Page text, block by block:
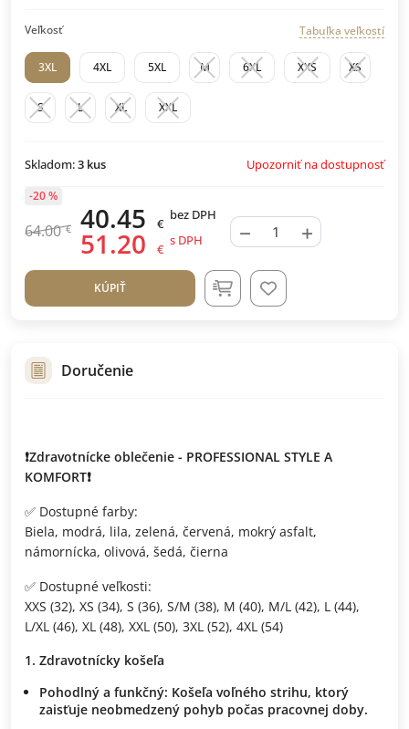
Veľkosť Tabuľka veľkostí
3XL 4XL 5XL M 6XL XXS XS
S L XL XXL
Skladom:3 kus Upozorniť na dostupnosť
64.00 € 40.45 €
bez DPH
51.20 €
s DPH
-20 %
− +
KÚPIŤ
Doručenie
❗Zdravotnícke oblečenie - PROFESSIONAL STYLE A
KOMFORT❗
✅ Dostupné farby:
Biela, modrá, lila, zelená, červená, mokrý asfalt,
námornícka, olivová, šedá, čierna
✅ Dostupné veľkosti:
XXS (32), XS (34), S (36), S/M (38), M (40), M/L (42), L (44),
L/XL (46), XL (48), XXL (50), 3XL (52), 4XL (54)
Zdravotnícky košeľa
Pohodlný a funkčný: Košeľa voľného strihu, ktorý
zaisťuje neobmedzený pohyb počas pracovnej doby.